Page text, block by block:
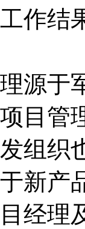
作结
源于
目管
组织
新产
经理